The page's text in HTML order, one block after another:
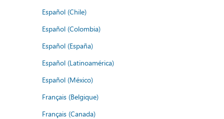
Español (Chile)
Español (Colombia)
Español (España)
Español (Latinoamérica)
Español (México)
Français (Belgique)
Français (Canada)